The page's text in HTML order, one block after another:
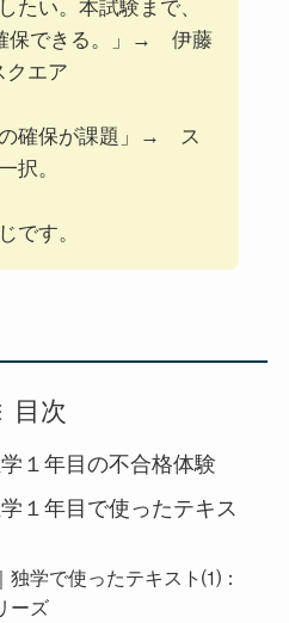
たい。本試験まで、
保できる。」→ 伊藤
クエア
の確保が課題」→ ス
択。
です。
目次
１年目の不合格体験
１年目で使ったテキス
独学で使ったテキスト⑴：
ーズ